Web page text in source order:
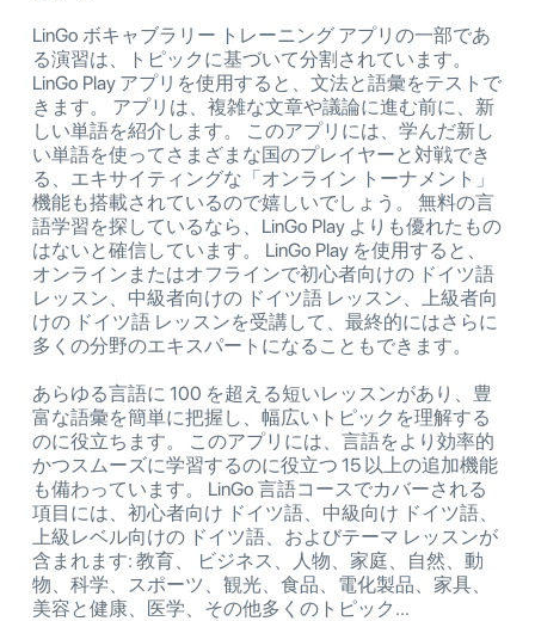
LinGo ボキャブラリー トレーニング アプリの一部であ
る演習は、トピックに基づいて分割されています。
LinGo Play アプリを使用すると、文法と語彙をテストで
きます。 アプリは、複雑な文章や議論に進む前に、新
しい単語を紹介します。 このアプリには、学んだ新し
い単語を使ってさまざまな国のプレイヤーと対戦でき
る、エキサイティングな「オンライン トーナメント」
機能も搭載されているので嬉しいでしょう。 無料の言
語学習を探しているなら、LinGo Play よりも優れたもの
はないと確信しています。 LinGo Play を使用すると、
オンラインまたはオフラインで初心者向けの ドイツ語
レッスン、中級者向けの ドイツ語 レッスン、上級者向
けの ドイツ語 レッスンを受講して、最終的にはさらに
多くの分野のエキスパートになることもできます。
あらゆる言語に 100 を超える短いレッスンがあり、豊
富な語彙を簡単に把握し、幅広いトピックを理解する
のに役立ちます。 このアプリには、言語をより効率的
かつスムーズに学習するのに役立つ 15 以上の追加機能
も備わっています。 LinGo 言語コースでカバーされる
項目には、初心者向け ドイツ語、中級向け ドイツ語、
上級レベル向けの ドイツ語、およびテーマ レッスンが
含まれます: 教育、 ビジネス、人物、家庭、自然、動
物、科学、スポーツ、観光、食品、電化製品、家具、
美容と健康、医学、その他多くのトピック...